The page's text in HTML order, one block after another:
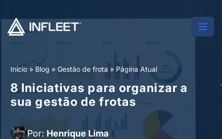
Início » Blog » Gestão de frota » Página Atual
8 Iniciativas para organizar a
sua gestão de frotas
Por: Henrique Lima